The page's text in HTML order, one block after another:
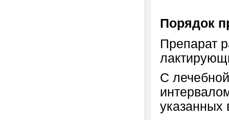
Порядок
Препарат
С
указанных